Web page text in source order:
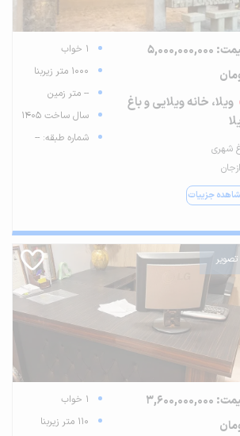
قیمت: 5,000,000,000
ویلا، خانه ویلایی و باغ
شهری
جزییات
1 خواب
1000 متر زیربنا
-- متر زمین
سال ساخت 1405
شماره طبقه: --
قیمت: 3,600,000,000
1 خواب
110 متر زیربنا